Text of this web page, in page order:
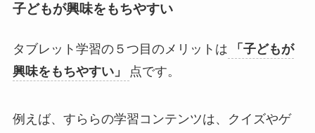
子どもが興味をもちやすい
タブレット学習の５つ目のメリットは
「子どもが
興味をもちやすい」
点です。
例えば、すららの学習コンテンツは、クイズやゲ